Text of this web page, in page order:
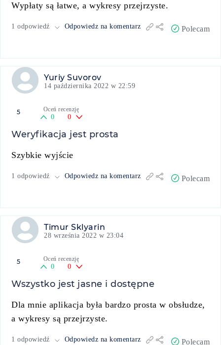
Wypłaty są łatwe, a wykresy przejrzyste.
1 odpowiedź Odpowiedz na komentarz Polecam
Yuriy Suvorov
14 października 2022 w 22:59
5 Oceń recenzję
0 0
Weryfikacja jest prosta
Szybkie wyjście
1 odpowiedź Odpowiedz na komentarz Polecam
Timur Sklyarin
28 września 2022 w 23:04
5 Oceń recenzję
0 0
Wszystko jest jasne i dostępne
Dla mnie aplikacja była bardzo prosta w obsłudze,
a wykresy są przejrzyste.
1 odpowiedź Odpowiedz na komentarz Polecam